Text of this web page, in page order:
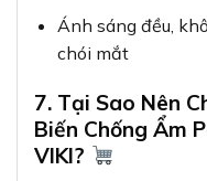
Ánh sáng đều,
chói mắt
7. Tại Sao Nên
Biến Chống Ẩm
VIKI?